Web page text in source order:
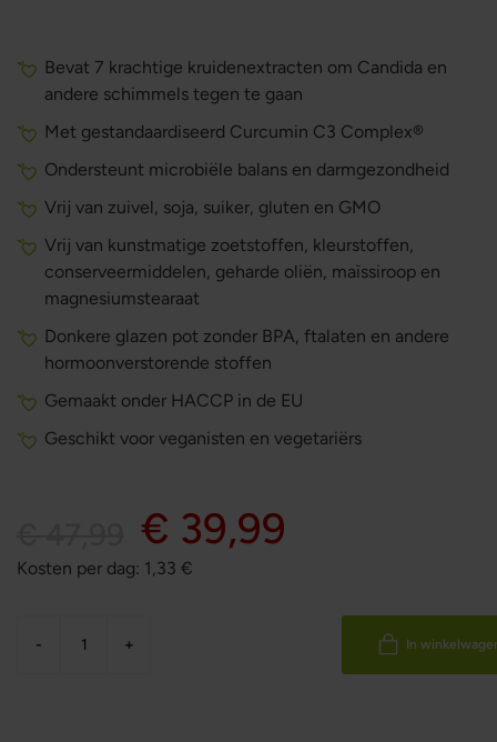
Bevat 7 krachtige kruidenextracten om Candida en
andere schimmels tegen te gaan
Met gestandaardiseerd Curcumin C3 Complex®
Ondersteunt microbiële balans en darmgezondheid
Vrij van zuivel, soja, suiker, gluten en GMO
Vrij van kunstmatige zoetstoffen, kleurstoffen,
conserveermiddelen, geharde oliën, maïssiroop en
magnesiumstearaat
Donkere glazen pot zonder BPA, ftalaten en andere
hormoonverstorende stoffen
Gemaakt onder HACCP in de EU
Geschikt voor veganisten en vegetariërs
€ 39,99
Kosten per dag: 1,33 €
- + In